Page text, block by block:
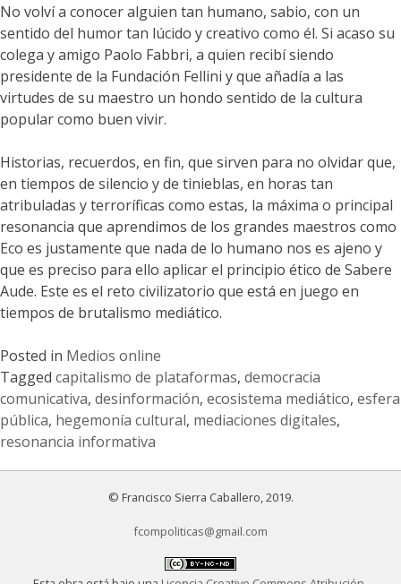
No volví a conocer alguien tan humano, sabio, con un
sentido del humor tan lúcido y creativo como él. Si acaso su
colega y amigo Paolo Fabbri, a quien recibí siendo
presidente de la Fundación Fellini y que añadía a las
virtudes de su maestro un hondo sentido de la cultura
popular como buen vivir.
Historias, recuerdos, en fin, que sirven para no olvidar que,
en tiempos de silencio y de tinieblas, en horas tan
atribuladas y terroríficas como estas, la máxima o principal
resonancia que aprendimos de los grandes maestros como
Eco es justamente que nada de lo humano nos es ajeno y
que es preciso para ello aplicar el principio ético de Sabere
Aude. Este es el reto civilizatorio que está en juego en
tiempos de brutalismo mediático.
Posted in Medios online
Tagged capitalismo de plataformas, democracia
comunicativa, desinformación, ecosistema mediático, esfera
pública, hegemonía cultural, mediaciones digitales,
resonancia informativa
© Francisco Sierra Caballero, 2019.
fcompoliticas@gmail.com